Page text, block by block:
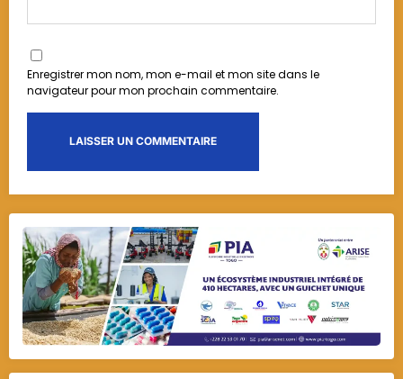
Enregistrer mon nom, mon e-mail et mon site dans le
navigateur pour mon prochain commentaire.